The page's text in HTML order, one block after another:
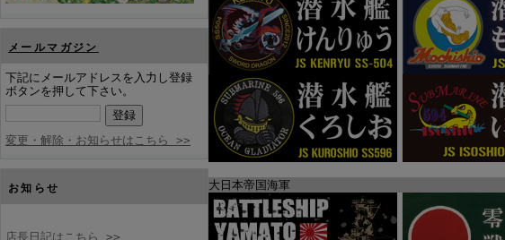
メールマガジン
下記にメールアドレスを入力し登録
ボタンを押して下さい。
変更・解除・お知らせはこちら >>
お知らせ
店長日記はこちら >>
大日本帝国海軍